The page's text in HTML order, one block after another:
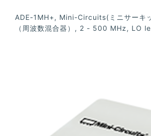
ADE-1MH+, Mini-Circuits(ミニサーキ
（周波数混合器）, 2 - 500 MHz, LO